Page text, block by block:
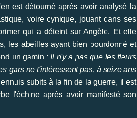
est détourné après avoir analysé la
voire cynique, jouant dans ses
qui a déteint sur Angèle. Et elle
les abeilles ayant bien bourdonné et
un gamin : Il n'y a pas que les fleurs
gars ne t'intéressent pas, à seize ans
subits à la fin de la guerre, il est
l'échine après avoir manifesté son